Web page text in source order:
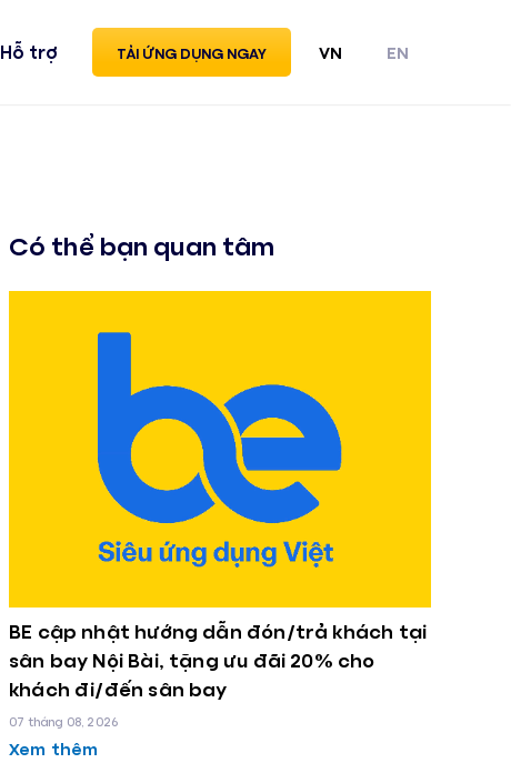
Hỗ trợ TẢI ỨNG DỤNG NGAY VN EN
Có thể bạn quan tâm
BE cập nhật hướng dẫn đón/trả khách tại
sân bay Nội Bài, tặng ưu đãi 20% cho
khách đi/đến sân bay
07 tháng 08, 2026
Xem thêm